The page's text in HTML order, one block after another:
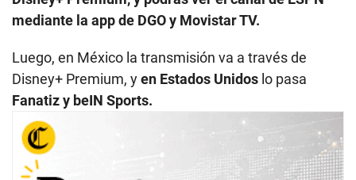
mediante la app de DGO y Movistar TV.
Luego, en México la transmisión va a través de
Disney+ Premium, yen Estados Unidos lo pasa
Fanatiz y beIN Sports.